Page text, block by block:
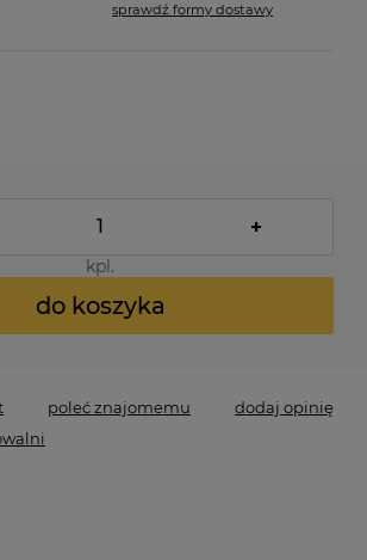
ewentualnych kosztów płatności
sprawdź formy dostawy
+
kpl.
do koszyka
poleć znajomemu
dodaj opinię